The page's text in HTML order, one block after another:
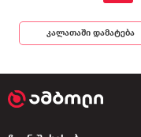
კალათაში დამატება